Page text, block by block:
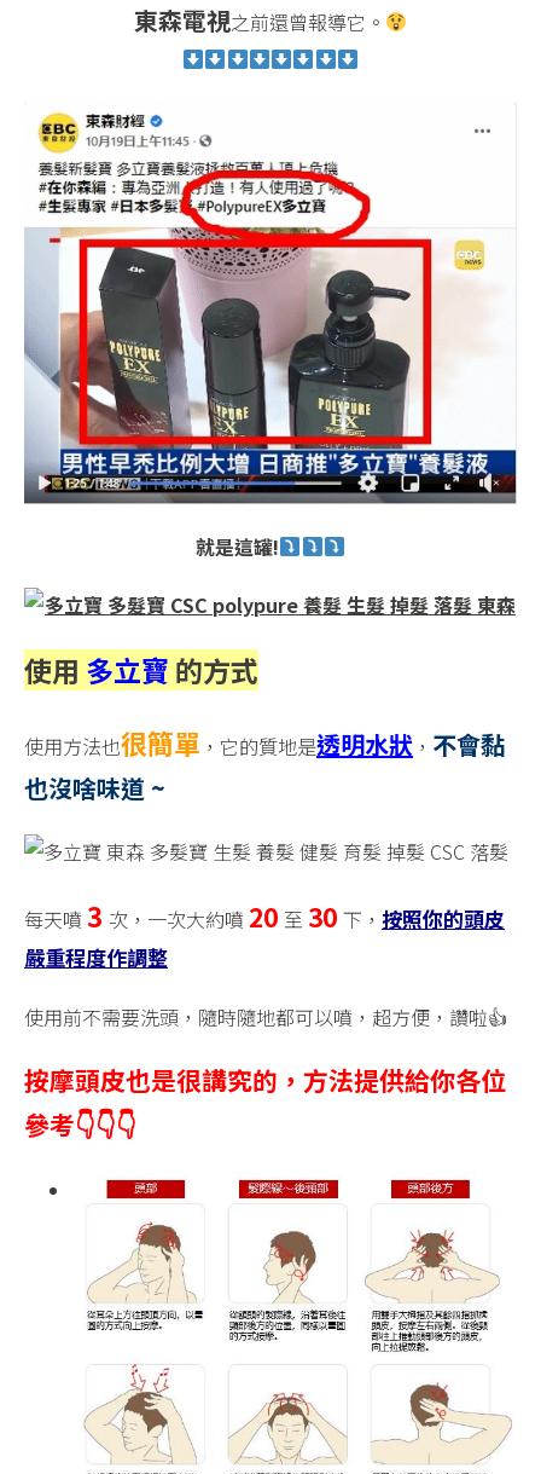
東森電視之前還曾報導它。
就是這罐!
使用 多立寶 的方式
使用方法也很簡單 ，它的質地是透明水狀 ， 不會黏
也沒啥味道 ~
每天噴3 次，一次大約噴 20 至 30 下， 按照你的頭皮
嚴重程度作調整
使用前不需要洗頭，隨時隨地都可以噴，超方便，讚啦👍
按摩頭皮也是很講究的，方法提供給你各位
參考👇👇👇